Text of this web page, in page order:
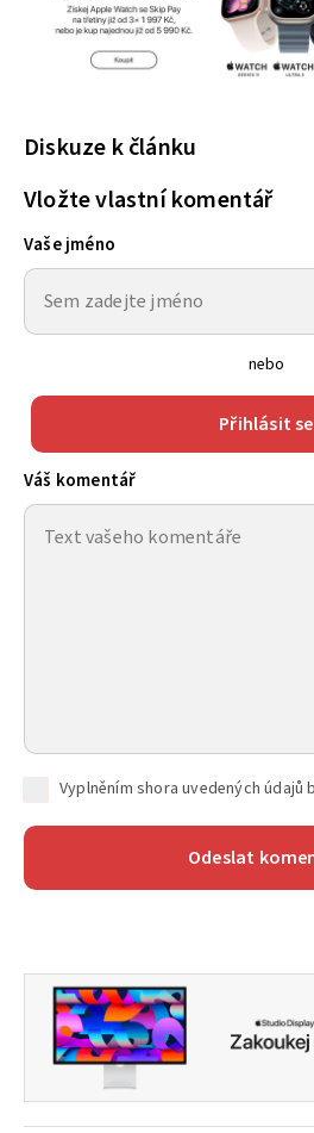
Diskuze k článku
Vložte vlastní komentář
Vaše jméno
nebo
Přihlásit se
Váš komentář